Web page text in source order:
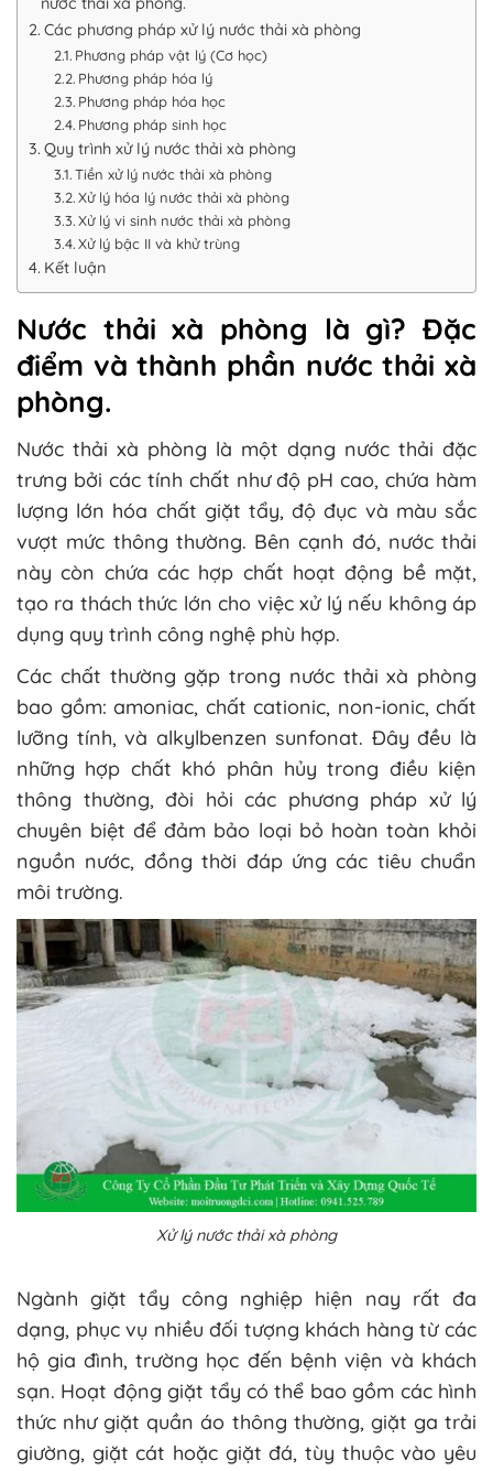
Các phương pháp xử lý nước thải xà phòng
Phương pháp vật lý (Cơ học)
Phương pháp hóa lý
Phương pháp hóa học
Phương pháp sinh học
Quy trình xử lý nước thải xà phòng
Tiền xử lý nước thải xà phòng
Xử lý hóa lý nước thải xà phòng
Xử lý vi sinh nước thải xà phòng
Xử lý bậc II và khử trùng
Kết luận
Nước thải xà phòng là gì? Đặc
điểm và thành phần nước thải xà
phòng.
Nước thải xà phòng là một dạng nước thải đặc
trưng bởi các tính chất như độ pH cao, chứa hàm
lượng lớn hóa chất giặt tẩy, độ đục và màu sắc
vượt mức thông thường. Bên cạnh đó, nước thải
này còn chứa các hợp chất hoạt động bề mặt,
tạo ra thách thức lớn cho việc xử lý nếu không áp
dụng quy trình công nghệ phù hợp.
Các chất thường gặp trong nước thải xà phòng
bao gồm: amoniac, chất cationic, non-ionic, chất
lưỡng tính, và alkylbenzen sunfonat. Đây đều là
những hợp chất khó phân hủy trong điều kiện
thông thường, đòi hỏi các phương pháp xử lý
chuyên biệt để đảm bảo loại bỏ hoàn toàn khỏi
nguồn nước, đồng thời đáp ứng các tiêu chuẩn
môi trường.
Xử lý nước thải xà phòng
Ngành giặt tẩy công nghiệp hiện nay rất đa
dạng, phục vụ nhiều đối tượng khách hàng từ các
hộ gia đình, trường học đến bệnh viện và khách
sạn. Hoạt động giặt tẩy có thể bao gồm các hình
thức như giặt quần áo thông thường, giặt ga trải
giường, giặt cát hoặc giặt đá, tùy thuộc vào yêu